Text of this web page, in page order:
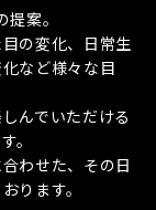
案。
の変化、日常生
など様々な目
んでいただける
。
わせた、その日
ります。